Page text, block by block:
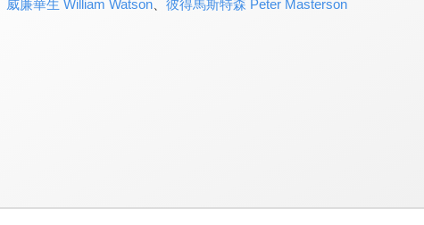
威廉華生 William Watson、 彼得馬斯特森 Peter Masterson